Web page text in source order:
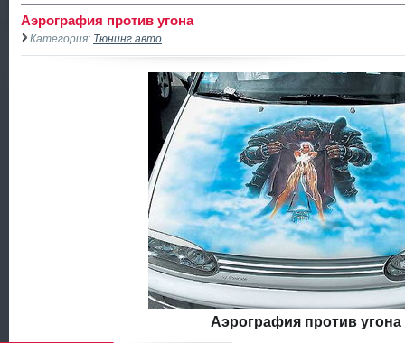
Аэрография против угона
Категория: Тюнинг авто
Аэрография против угона